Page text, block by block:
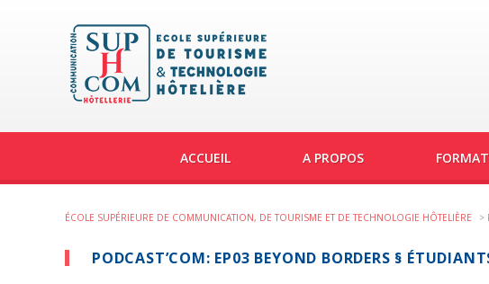
ACCUEIL A PROPOS
ÉCOLE SUPÉRIEURE DE COMMUNICATION, DE TOURISME ET DE TECHNOLOGIE HÔTELIÈRE >
PODCAST’COM: EP03 BEYOND BORDERS §